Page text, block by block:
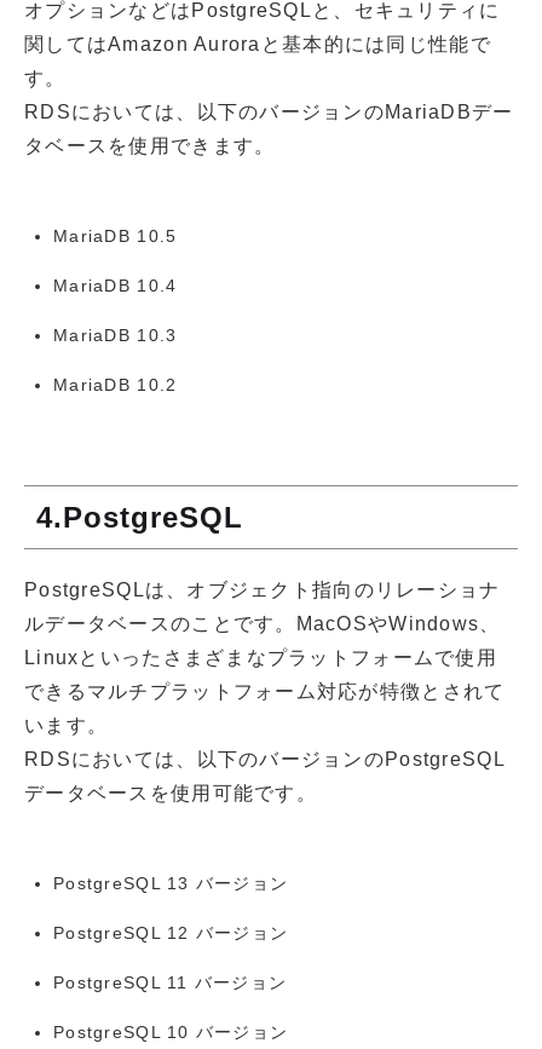
オプションなどはPostgreSQLと、セキュリティに
関してはAmazon Auroraと基本的には同じ性能で
す。
RDSにおいては、以下のバージョンのMariaDBデー
タベースを使用できます。
MariaDB 10.5
MariaDB 10.4
MariaDB 10.3
MariaDB 10.2
4.PostgreSQL
PostgreSQLは、オブジェクト指向のリレーショナ
ルデータベースのことです。MacOSやWindows、
Linuxといったさまざまなプラットフォームで使用
できるマルチプラットフォーム対応が特徴とされて
います。
RDSにおいては、以下のバージョンのPostgreSQL
データベースを使用可能です。
PostgreSQL 13 バージョン
PostgreSQL 12 バージョン
PostgreSQL 11 バージョン
PostgreSQL 10 バージョン